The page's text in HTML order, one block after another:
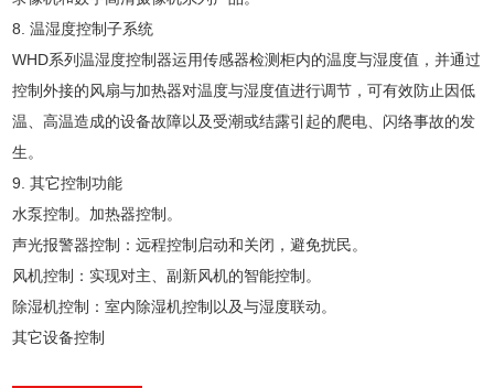
8. 温湿度控制子系统
WHD系列温湿度控制器运用传感器检测柜内的温度与湿度值，并通过
控制外接的风扇与加热器对温度与湿度值进行调节，可有效防止因低
温、高温造成的设备故障以及受潮或结露引起的爬电、闪络事故的发
生。
9. 其它控制功能
水泵控制。加热器控制。
声光报警器控制：远程控制启动和关闭，避免扰民。
风机控制：实现对主、副新风机的智能控制。
除湿机控制：室内除湿机控制以及与湿度联动。
其它设备控制